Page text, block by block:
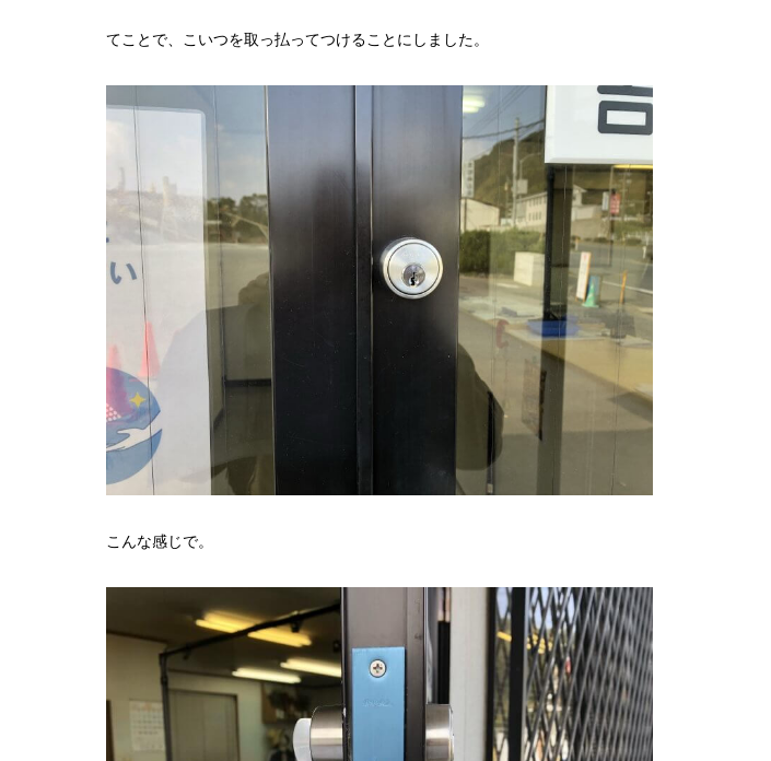
てことで、こいつを取っ払ってつけることにしました。
こんな感じで。